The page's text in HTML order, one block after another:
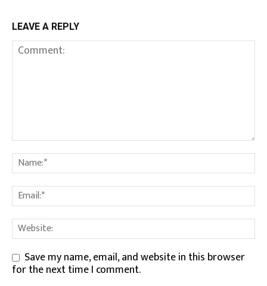
LEAVE A REPLY
Save my name, email, and website in this browser
for the next time I comment.